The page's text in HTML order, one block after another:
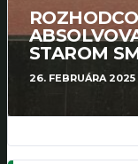
STAROM
26. FEBRUÁRA 2025